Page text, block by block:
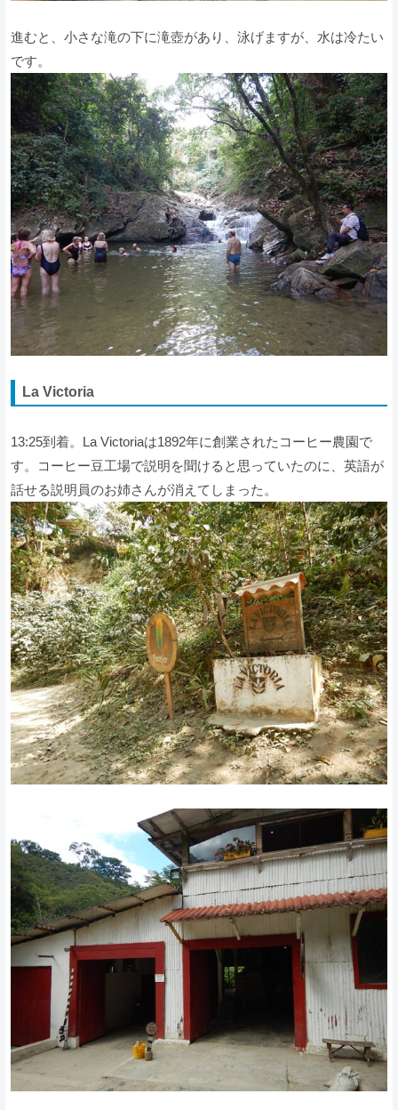
進むと、小さな滝の下に滝壺があり、泳げますが、水は冷たい
です。
La Victoria
13:25到着。La Victoriaは1892年に創業されたコーヒー農園で
す。コーヒー豆工場で説明を聞けると思っていたのに、英語が
話せる説明員のお姉さんが消えてしまった。